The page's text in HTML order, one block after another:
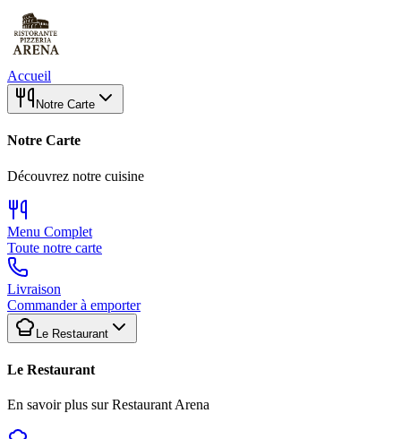
Accueil
Notre Carte
Notre Carte
Découvrez notre cuisine
Menu Complet
Toute notre carte
Livraison
Commander à emporter
Le Restaurant
Le Restaurant
En savoir plus sur Restaurant Arena